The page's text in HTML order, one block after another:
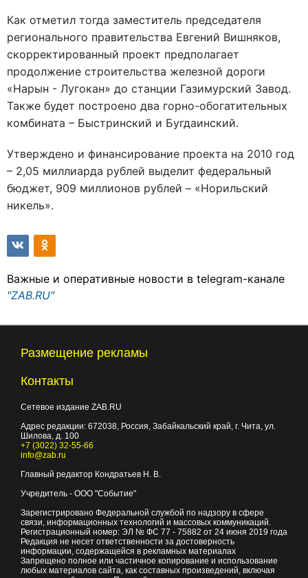
Как отметил тогда заместитель председателя
регионального правительства Евгений Вишняков,
скорректированный проект предполагает
продолжение строительства железной дороги
«Нарын - Лугокан» до станции Газимурский Завод.
Также будет построено два горно-обогатительных
комбината – Быстринский и Бугдаинский.
Утверждено и финансирование проекта на 2010 год
– 2,05 миллиарда рублей выделит федеральный
бюджет, 909 миллионов рублей – «Норильский
никель».
Важные и оперативные новости в telegram-канале
"ZAB.RU"
Размещение рекламы
Контакты
Сетевое издание ZAB.RU
Адрес редакции: 672038, Россия, Забайкальский край, г. Чита, ул.
Шилова, д. 100
+7 (3022) 32-55-66
info@zab.ru
Главный редактор Кондратьев Н. В.
Учредитель - ООО "Событие"
Зарегистрировано Федеральной службой по надзору в сфере
связи, информационных технологий и массовых коммуникаций.
Регистрационный номер: ЭЛ № ФС 77 - 75882 от 24 июня 2019 года
Редакция не несет ответственности за достоверность
информации, содержащейся в рекламных материалах
Запрещено полное или частичное копирование и использование
любых материалов сайта, как составных произведений, включая